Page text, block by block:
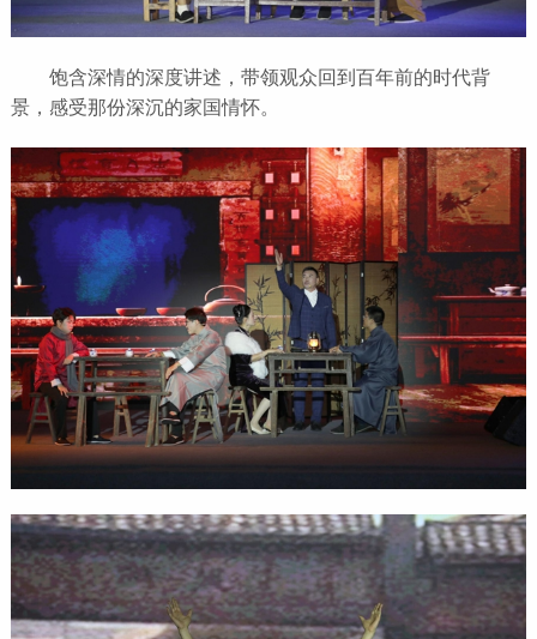
饱含深情的深度讲述，带领观众回到百年前的时代背
景，感受那份深沉的家国情怀。